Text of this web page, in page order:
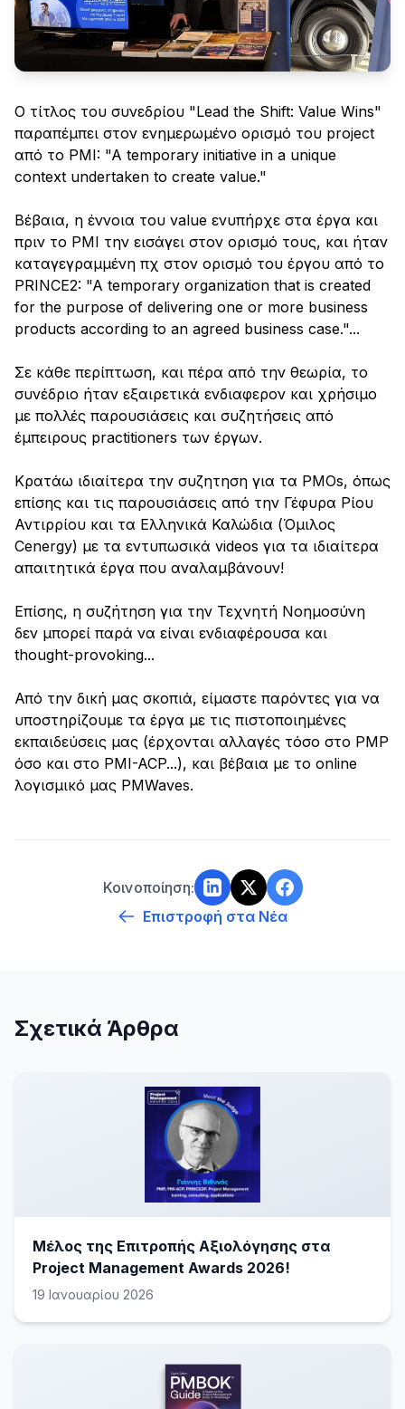
Ο τίτλος του συνεδρίου "Lead the Shift: Value Wins"
παραπέμπει στον ενημερωμένο ορισμό του project
από το PMI: "A temporary initiative in a unique
context undertaken to create value."
Βέβαια, η έννοια του value ενυπήρχε στα έργα και
πριν το PMI την εισάγει στον ορισμό τους, και ήταν
καταγεγραμμένη πχ στον ορισμό του έργου από το
PRINCE2: "A temporary organization that is created
for the purpose of delivering one or more business
products according to an agreed business case."...
Σε κάθε περίπτωση, και πέρα από την θεωρία, το
συνέδριο ήταν εξαιρετικά ενδιαφερον και χρήσιμο
με πολλές παρουσιάσεις και συζητήσεις από
έμπειρους practitioners των έργων.
Κρατάω ιδιαίτερα την συζητηση για τα PMOs, όπως
επίσης και τις παρουσιάσεις από την Γέφυρα Ρίου
Αντιρρίου και τα Ελληνικά Καλώδια (Όμιλος
Cenergy) με τα εντυπωσικά videos για τα ιδιαίτερα
απαιτητικά έργα που αναλαμβάνουν!
Επίσης, η συζήτηση για την Τεχνητή Νοημοσύνη
δεν μπορεί παρά να είναι ενδιαφέρουσα και
thought-provoking...
Από την δική μας σκοπιά, είμαστε παρόντες για να
υποστηρίζουμε τα έργα με τις πιστοποιημένες
εκπαιδεύσεις μας (έρχονται αλλαγές τόσο στο PMP
όσο και στο PMI-ACP...), και βέβαια με το online
λογισμικό μας PMWaves.
Κοινοποίηση:
Επιστροφή στα Νέα
Σχετικά Άρθρα
Μέλος της Επιτροπής Αξιολόγησης στα
Project Management Awards 2026!
19 Ιανουαρίου 2026